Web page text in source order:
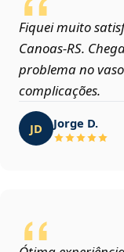
Fiquei muito
Canoas‑RS.
problema no
complicações.
JD Jorge D.